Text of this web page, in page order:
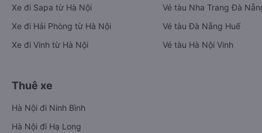
Xe đi Sapa từ Hà Nội
Xe đi Hải Phòng từ Hà Nội
Xe đi Vinh từ Hà Nội
Vé tàu Nha Trang Đà
Vé tàu Đà Nẵng Huế
Vé tàu Hà Nội Vinh
Thuê xe
Hà Nội đi Ninh Bình
Hà Nội đi Hạ Long